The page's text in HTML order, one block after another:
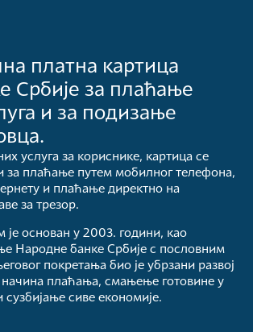
платна картица
Србије за плаћање
и за подизање
услуга за кориснике, картица се
за плаћање путем мобилног телефона,
и плаћање директно на
за трезор.
је основан у 2003. години, као
Народне банке Србије с пословним
покретања био је убрзани развој
начина плаћања, смањење готовине у
сузбијање сиве економије.